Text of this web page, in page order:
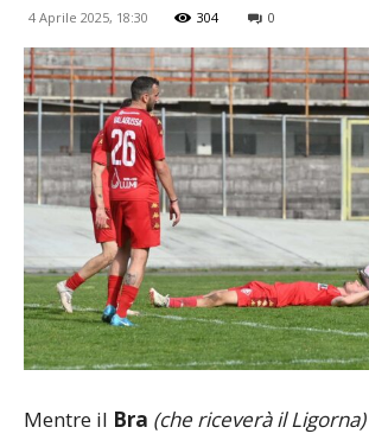
4 Aprile 2025, 18:30 304 0
Mentre il Bra (che riceverà il Ligorna)